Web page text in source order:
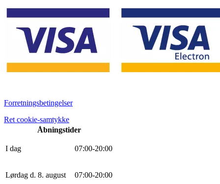
Forretningsbetingelser
Ret cookie-samtykke
Åbningstider
I dag 07:00-20:00
Lørdag d. 8. august 07:00-20:00